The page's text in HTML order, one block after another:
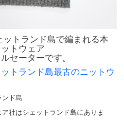
トランド島で編まれる本
トウェア
セーターです。
トランド島最古のニットウ
ド島
社はシェットランド島にありま